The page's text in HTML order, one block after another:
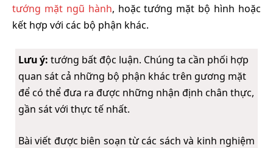
tướng mặt ngũ hành, hoặc tướng mặt bộ hình hoặc
kết hợp với các bộ phận khác.
Lưu ý: tướng bất độc luận. Chúng ta cần phối hợp
quan sát cả những bộ phận khác trên gương mặt
để có thể đưa ra được những nhận định chân thực,
gần sát với thực tế nhất.
Bài viết được biên soạn từ các sách và kinh nghiệm